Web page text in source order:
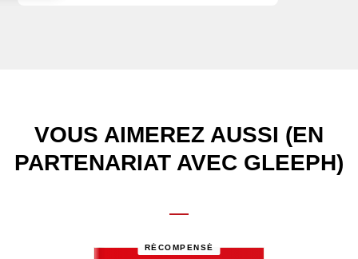
VOUS AIMEREZ AUSSI (EN
PARTENARIAT AVEC GLEEPH)
RÉCOMPENSÉ